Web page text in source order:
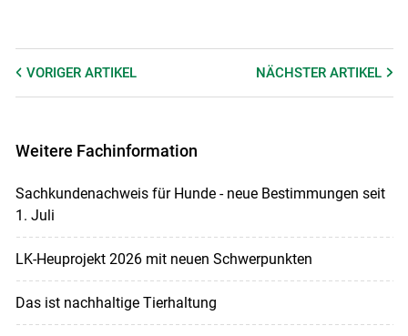
Tiergesundheitsgesetz 2024 auftreten, versichert.
Voraussetzung ist, dass für diese Tierseuchen keine
entschädigt. Nähere Informationen finden sich hier für
VORIGER ARTIKEL NÄCHSTERARTIKEL
Weitere Fachinformation
Sachkundenachweis für Hunde - neue Bestimmungen seit
1. Juli
LK-Heuprojekt 2026 mit neuen Schwerpunkten
Das ist nachhaltige Tierhaltung